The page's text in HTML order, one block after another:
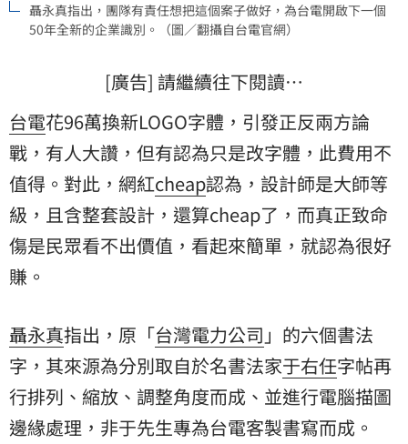
聶永真指出，團隊有責任想把這個案子做好，為台電開啟下一個
50年全新的企業識別。（圖／翻攝自台電官網）
[廣告] 請繼續往下閱讀…
台電花96萬換新LOGO字體，引發正反兩方論
戰，有人大讚，但有認為只是改字體，此費用不
值得。對此，網紅cheap認為，設計師是大師等
級，且含整套設計，還算cheap了，而真正致命
傷是民眾看不出價值，看起來簡單，就認為很好
賺。
聶永真指出，原「台灣電力公司 」的六個書法
字，其來源為分別取自於名書法家于右任字帖再
行排列、縮放、調整角度而成、並進行電腦描圖
邊緣處理，非于先生專為台電客製書寫而成。